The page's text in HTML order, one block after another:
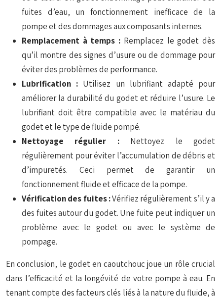
fuites d’eau, un fonctionnement inefficace de la
pompe et des dommages aux composants internes.
Remplacement à temps : Remplacez le godet dès
qu’il montre des signes d’usure ou de dommage pour
éviter des problèmes de performance.
Lubrification : Utilisez un lubrifiant adapté pour
améliorer la durabilité du godet et réduire l’usure. Le
lubrifiant doit être compatible avec le matériau du
godet et le type de fluide pompé.
Nettoyage régulier : Nettoyez le godet
régulièrement pour éviter l’accumulation de débris et
d’impuretés. Ceci permet de garantir un
fonctionnement fluide et efficace de la pompe.
Vérification des fuites :Vérifiez régulièrement s’il y a
des fuites autour du godet. Une fuite peut indiquer un
problème avec le godet ou avec le système de
pompage.
En conclusion, le godet en caoutchouc joue un rôle crucial
dans l’efficacité et la longévité de votre pompe à eau. En
tenant compte des facteurs clés liés à la nature du fluide, à